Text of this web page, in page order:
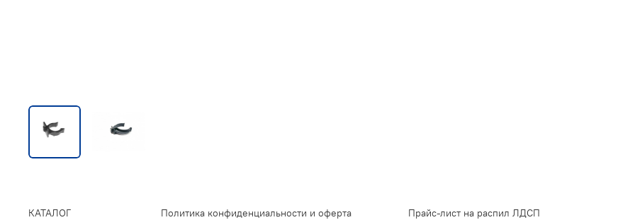
КАТАЛОГ
Политика конфиденциальности и оферта
Прайс-лист на распил ЛДСП